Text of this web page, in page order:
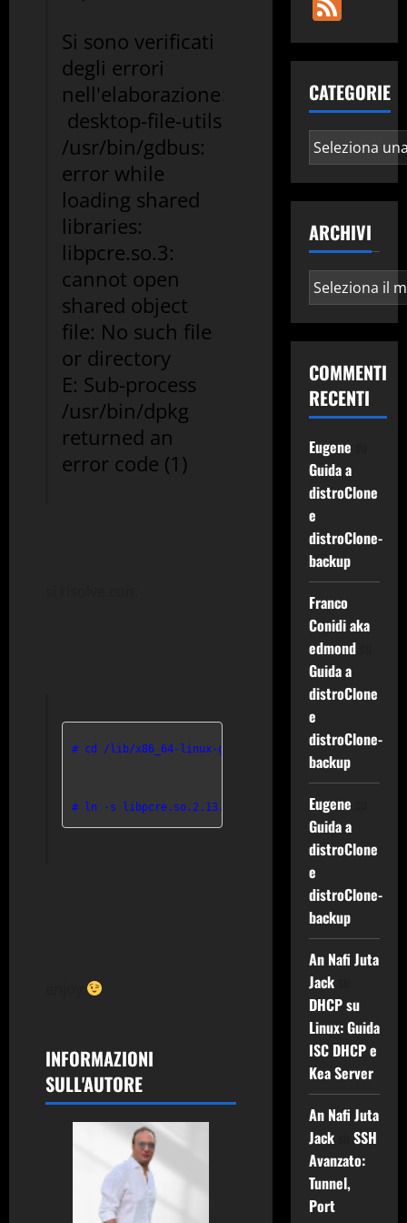
Si sono verificati
degli errori
nell'elaborazione
desktop-file-utils
/usr/bin/gdbus:
error while
loading shared
libraries:
libpcre.so.3:
cannot open
shared object
file: No such file
or directory
E: Sub-process
/usr/bin/dpkg
returned an
error code (1)
# cd /lib/x86_64-linux-gnu
# ln -s libpcre.so.2.13.1 libpcre.so.3
INFORMAZIONI
SULL'AUTORE
CATEGORIE
Categorie
ARCHIVI
Archivi
COMMENTI
RECENTI
Eugene
Guida a
distroClone
e
distroClone-
backup
Franco
Conidi aka
edmondsu
Guida a
distroClone
e
distroClone-
backup
Eugene
Guida a
distroClone
e
distroClone-
backup
An Nafi Juta
Jacksu
DHCP su
Linux: Guida
ISC DHCP e
Kea Server
An Nafi Juta
Jacksu SSH
Avanzato:
Tunnel,
Port